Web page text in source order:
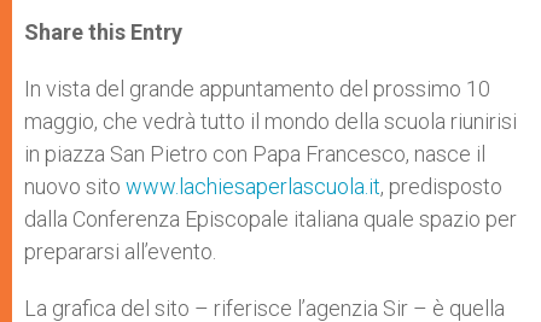
t
s
p
p
s
e
g
e
r
e
b
o
k
r
Share this Entry
In vista del grande appuntamento del prossimo 10
maggio, che vedrà tutto il mondo della scuola riunirisi
in piazza San Pietro con Papa Francesco, nasce il
nuovo sito www.lachiesaperlascuola.it, predisposto
dalla Conferenza Episcopale italiana quale spazio per
prepararsi all’evento.
La grafica del sito – riferisce l’agenzia Sir – è quella